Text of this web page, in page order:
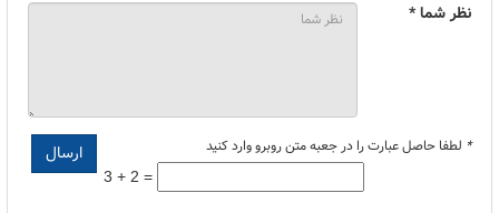
نظر شما *
* لطفا حاصل عبارت را در جعبه متن روبرو وارد کنید
3 + 2 =